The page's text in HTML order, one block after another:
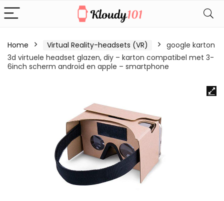
Home Virtual Reality-headsets (VR)
google karton
3d virtuele headset glazen, diy – karton compatibel met 3-
6inch scherm android en apple – smartphone